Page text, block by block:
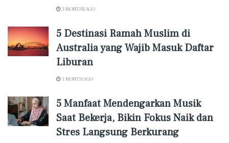
3 MONTHS AGO
5 Destinasi Ramah Muslim di
Australia yang Wajib Masuk Daftar
Liburan
1 MONTH AGO
5 Manfaat Mendengarkan Musik
Saat Bekerja, Bikin Fokus Naik dan
Stres Langsung Berkurang